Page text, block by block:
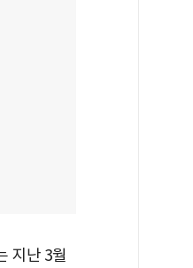
지난 3월